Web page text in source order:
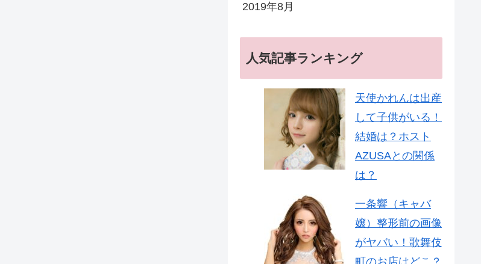
2019年8月
人気記事ランキング
天使かれんは出産
して子供がいる！
結婚は？ホスト
AZUSAとの関係
は？
一条響（キャバ
嬢）整形前の画像
がヤバい！歌舞伎